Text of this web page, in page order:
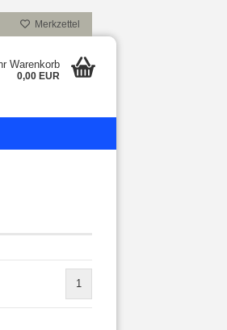
Merkzettel
Ihr Warenkorb
0,00 EUR
1